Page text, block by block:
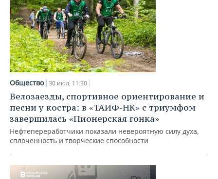
Общество 30 июл, 11:30
Велозаезды, спортивное ориентирование и
песни у костра: в «ТАИФ-НК» с триумфом
завершилась «Пионерская гонка»
Нефтепереработчики показали невероятную силу духа,
сплоченность и творческие способности